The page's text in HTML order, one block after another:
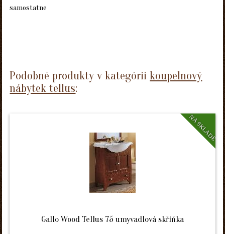
samostatne
Podobné produkty v kategóriikoupelnový
nábytek tellus:
NA SKLADE
Gallo Wood Tellus 75 umyvadlová skříňka